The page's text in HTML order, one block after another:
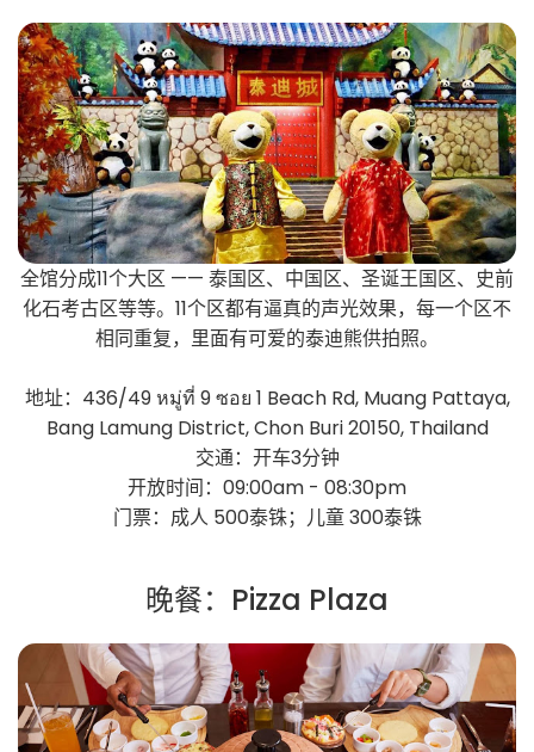
全馆分成11个大区 —— 泰国区、中国区、圣诞王国区、史前
化石考古区等等。11个区都有逼真的声光效果，每一个区不
相同重复，里面有可爱的泰迪熊供拍照。
地址：436/49 หมู่ที่ 9 ซอย 1 Beach Rd, Muang Pattaya,
Bang Lamung District, Chon Buri 20150, Thailand
交通：开车3分钟
开放时间：09:00am - 08:30pm
门票：成人 500泰铢；儿童 300泰铢
晚餐：Pizza Plaza